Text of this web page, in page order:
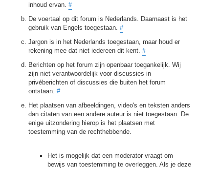
inhoud ervan. #
De voertaal op dit forum is Nederlands. Daarnaast is het
gebruik van Engels toegestaan. #
Jargon is in het Nederlands toegestaan, maar houd er
rekening mee dat niet iedereen dit kent. #
Berichten op het forum zijn openbaar toegankelijk. Wij
zijn niet verantwoordelijk voor discussies in
privéberichten of discussies die buiten het forum
ontstaan. #
Het plaatsen van afbeeldingen, video's en teksten anders
dan citaten van een andere auteur is niet toegestaan. De
enige uitzondering hierop is het plaatsen met
toestemming van de rechthebbende.
Het is mogelijk dat een moderator vraagt om
bewijs van toestemming te overleggen. Als je deze